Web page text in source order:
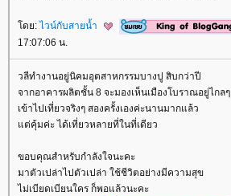
ดย: ไวน์กับสายน้ำ
17:07:06 น.
วลีทำงานอยู่นิคมอุตสาหกรรมบางปู สิบกว่าปี
จากอาคารผลิตชั้น 8 จะมองเห็นเมืองโบราณอยู่ไกลๆ
เข้าไปเที่ยวจริงๆ สองครั้งเองค่ะนานมากแล้ว
ต่คุ้มค่ะ ได้เที่ยวหลายที่ในที่เดียว
ขอบคุณสำหรับกำลังใจนะคะ
มาตัวเปล่าไปตัวเปล่า ใช้ชีวิตอย่างมีความสุข
ไม่เบียดเบียนใคร ก็พอแล้วนะคะ